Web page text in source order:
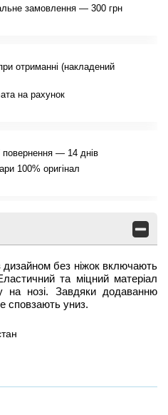
замовлення — 300 грн
отриманні (накладений
на рахунок
повернення — 14 днів
100% оригінал
без ніжок включають
та міцний матеріал
на нозі. Завдяки додаванню
сповзають униз.